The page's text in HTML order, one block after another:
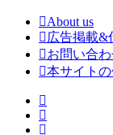
About us
広告掲載&
お問い合
本サイト